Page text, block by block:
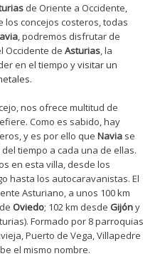
de Oriente a Occidente,
los concejos costeros, todas
, podremos disfrutar de
Occidente de Asturias, la
en el tiempo yvisitar un
.
nos ofrece multitud de
Como es sabido, hay
y es por ello que Navia se
tiempo a cada una de ellas.
en esta villa, desde los
hasta los autocaravanistas. El
Asturiano, a unos 100 km
Oviedo; 102 km desde Gijóny
Formado por 8 parroquias
Puerto de Vega, Villapedre
el mismo nombre.